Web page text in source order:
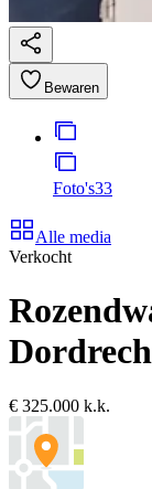
Bewaren
Foto's33
Alle media
Verkocht
€ 325.000 k.k.